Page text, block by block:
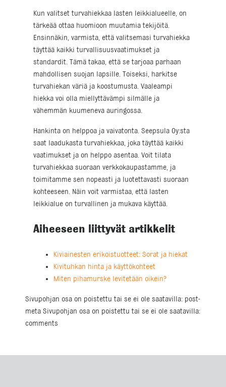
Kun valitset turvahiekkaa lasten leikkialueelle, on
tärkeää ottaa huomioon muutamia tekijöitä.
Ensinnäkin, varmista, että valitsemasi turvahiekka
täyttää kaikki turvallisuusvaatimukset ja
standardit. Tämä takaa, että se tarjoaa parhaan
mahdollisen suojan lapsille. Toiseksi, harkitse
turvahiekan väriä ja koostumusta. Vaaleampi
hiekka voi olla miellyttävämpi silmälle ja
vähemmän kuumeneva auringossa.
Hankinta on helppoa ja vaivatonta. Seepsula Oy:sta
saat laadukasta turvahiekkaa, joka täyttää kaikki
vaatimukset ja on helppo asentaa. Voit tilata
turvahiekkaa suoraan verkkokaupastamme, ja
toimitamme sen nopeasti ja luotettavasti suoraan
kohteeseen. Näin voit varmistaa, että lasten
leikkialue on turvallinen ja mukava käyttää.
Aiheeseen liittyvät artikkelit
Kiviainesten erikoistuotteet: Sorat ja hiekat
Kivituhkan hinta ja käyttökohteet
Miten pihamurske levitetään oikein?
Sivupohjan osa on poistettu tai se ei ole saatavilla: post-
meta Sivupohjan osa on poistettu tai se ei ole saatavilla:
comments